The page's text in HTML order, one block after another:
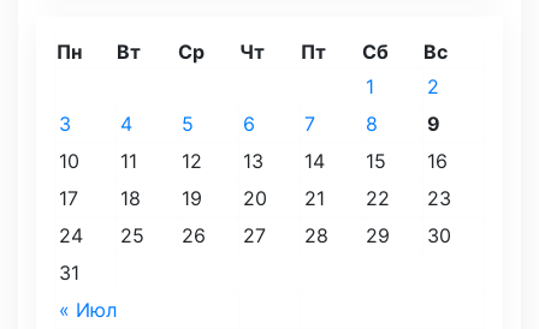
Пн Вт Ср Чт Пт Сб Вс
« Июл
1
2
3
4 5 6 7 8
9
10
11 12 13 14 15
16
17
18 19 20 21 22
23
24
25 26 27 28 29
30
31